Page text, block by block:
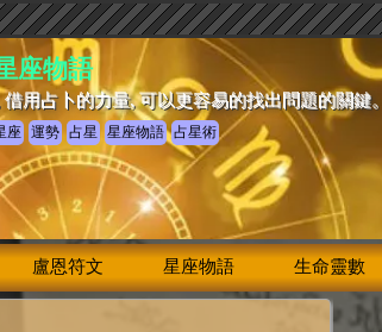
座物語
用占卜的力量, 可以更容易的找出問題的關鍵。
座 運勢 占星 星座物語 占星術
盧恩符文 星座物語 生命靈數